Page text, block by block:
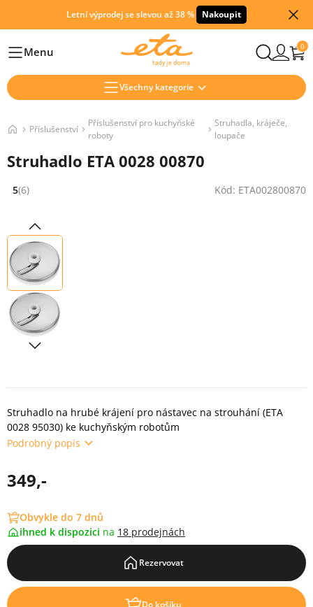
Letní výprodej se slevou až 38 % Nakoupit
HlavníMenu 0
Všechny kategorie
Příslušenství
Příslušenství pro kuchyňské
roboty
Struhadla, kráječe,
loupače
Struhadlo ETA 0028 00870
Hodnocení: 5 z 5 (6 recenzí)
5(6) Kód: ETA002800870
Struhadlo na hrubé krájení pro nástavec na strouhání (ETA
0028 95030) ke kuchyňským robotům
Podrobný popis
349,-
Obvykle do 7 dnů
ihned k dispozici na 18 prodejnách
Rezervovat
Do košíku